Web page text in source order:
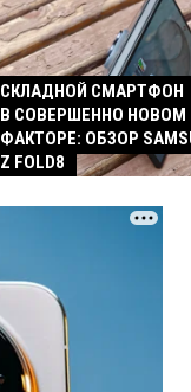
СКЛАДНОЙ СМАРТФОН
В СОВЕРШЕННО
ФАКТОРЕ: ОБЗОР
Z FOLD8